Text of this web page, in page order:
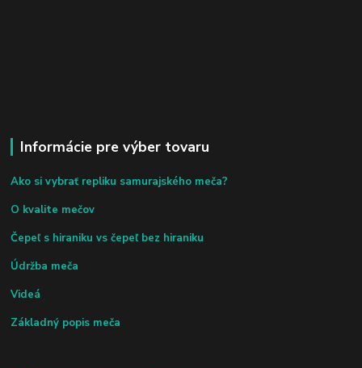
Informácie pre výber tovaru
Ako si vybrať repliku samurajského meča?
O kvalite mečov
Čepeľ s hiraniku vs čepeľ bez hiraniku
Údržba meča
Videá
Základný popis meča